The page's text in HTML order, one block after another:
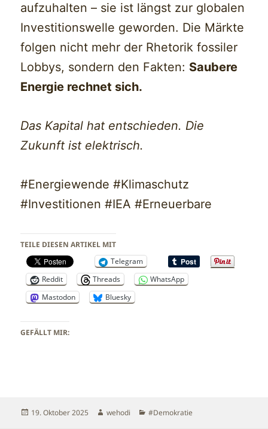
aufzuhalten – sie ist längst zur globalen
Investitionswelle geworden. Die Märkte
folgen nicht mehr der Rhetorik fossiler
Lobbys, sondern den Fakten: Saubere
Energie rechnet sich.
Das Kapital hat entschieden. Die
Zukunft ist elektrisch.
#Energiewende #Klimaschutz
#Investitionen #IEA #Erneuerbare
TEILE DIESEN ARTIKEL MIT
Telegram
Reddit
Threads
WhatsApp
Mastodon
Bluesky
GEFÄLLT MIR:
Veröffentlicht
19. Oktober 2025 Autor
wehodi Kategorien
#Demokratie